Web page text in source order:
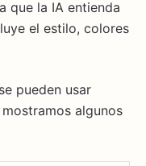
que la IA entienda
el estilo, colores
pueden usar
algunos